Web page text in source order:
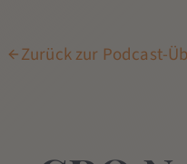
Zurück zur Podcast-